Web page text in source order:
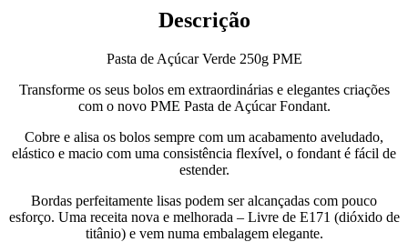
Descrição
Pasta de Açúcar Verde 250g PME
Transforme os seus bolos em extraordinárias e elegantes criações
com o novo PME Pasta de Açúcar Fondant.
Cobre e alisa os bolos sempre com um acabamento aveludado,
elástico e macio com uma consistência flexível, o fondant é fácil de
estender.
Bordas perfeitamente lisas podem ser alcançadas com pouco
esforço. Uma receita nova e melhorada – Livre de E171 (dióxido de
titânio) e vem numa embalagem elegante.